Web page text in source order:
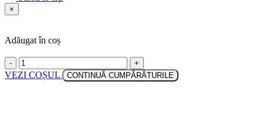
×
Adăugat în coș
- +
VEZI COȘUL CONTINUĂ CUMPĂRĂTURILE